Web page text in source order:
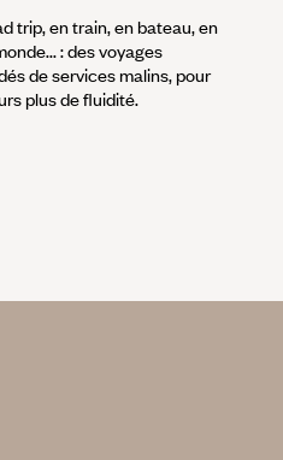
trip, en train, en bateau, en
: des voyages
de services malins, pour
plus de fluidité.